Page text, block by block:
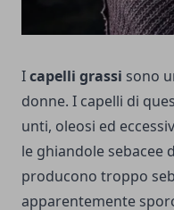
Icapelli grassi sono
donne. I capelli di
unti, oleosi ed
le ghiandole sebacee
producono troppo
apparentemente